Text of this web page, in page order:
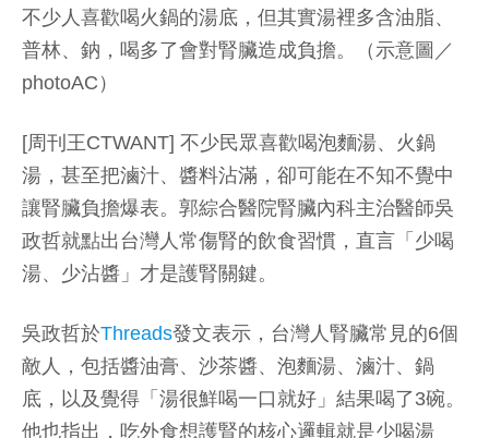
不少人喜歡喝火鍋的湯底，但其實湯裡多含油脂、
普林、鈉，喝多了會對腎臟造成負擔。（示意圖／
photoAC）
[周刊王CTWANT] 不少民眾喜歡喝泡麵湯、火鍋
湯，甚至把滷汁、醬料沾滿，卻可能在不知不覺中
讓腎臟負擔爆表。郭綜合醫院腎臟內科主治醫師吳
政哲就點出台灣人常傷腎的飲食習慣，直言「少喝
湯、少沾醬」才是護腎關鍵。
吳政哲於Threads發文表示，台灣人腎臟常見的6個
敵人，包括醬油膏、沙茶醬、泡麵湯、滷汁、鍋
底，以及覺得「湯很鮮喝一口就好」結果喝了3碗。
他也指出，吃外食想護腎的核心邏輯就是少喝湯